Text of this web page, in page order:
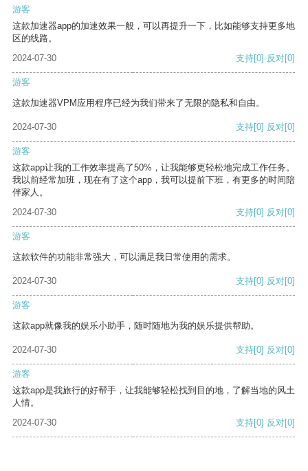
游客
这款加速器app的加速效果一般，可以再提升一下，比如能够支持更多地
区的线路。
2024-07-30
支持[0] 反对[0]
游客
这款加速器VPM应用程序已经为我们带来了无限的隐私和自由。
2024-07-30 支持[0] 反对[0]
游客
这款app让我的工作效率提高了50%，让我能够更轻松地完成工作任务。
我以前经常加班，现在有了这个app，我可以提前下班，有更多的时间陪
伴家人。
2024-07-30
支持[0] 反对[0]
游客
这款软件的功能非常强大，可以满足我日常使用的需求。
2024-07-30 支持[0] 反对[0]
游客
这款app就像我的娱乐小助手，随时随地为我的娱乐提供帮助。
2024-07-30 支持[0] 反对[0]
游客
这款app是我旅行的好帮手，让我能够轻松找到目的地，了解当地的风土
人情。
2024-07-30
支持[0] 反对[0]